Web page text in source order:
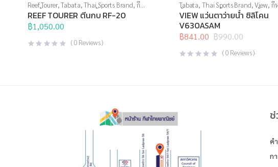
Reef Tourer,Tabata,Thai Sports Brand, กีฬา
ทางน้ำ,ตีนกบ,อุปกรณ์ดำน้ำ
REEF TOURER ตีนกบ RF-20
฿1,050.00
(0 Reviews )
Tabata, Thai Sports Brand,View, กี
น้ำ,แว่นตาว่ายน้ำ,แว่นตาว่ายน้ำทั่วไป
VIEW แว่นตาว่ายน้ำ ซิลิโคน
V630ASAM
฿990.00
Original
price
was:
฿841.00
Current
price
is:
(0 Reviews )
ช่
ค
ก